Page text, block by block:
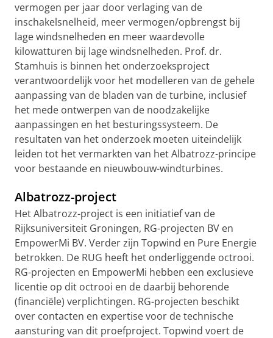
vermogen per jaar door verlaging van de
inschakelsnelheid, meer vermogen/opbrengst bij
lage windsnelheden en meer waardevolle
kilowatturen bij lage windsnelheden. Prof. dr.
Stamhuis is binnen het onderzoeksproject
verantwoordelijk voor het modelleren van de gehele
aanpassing van de bladen van de turbine, inclusief
het mede ontwerpen van de noodzakelijke
aanpassingen en het besturingssysteem. De
resultaten van het onderzoek moeten uiteindelijk
leiden tot het vermarkten van het Albatrozz-principe
voor bestaande en nieuwbouw-windturbines.
Albatrozz-project
Het Albatrozz-project is een initiatief van de
Rijksuniversiteit Groningen, RG-projecten BV en
EmpowerMi BV. Verder zijn Topwind en Pure Energie
betrokken. De RUG heeft het onderliggende octrooi.
RG-projecten en EmpowerMi hebben een exclusieve
licentie op dit octrooi en de daarbij behorende
(financiële) verplichtingen. RG-projecten beschikt
over contacten en expertise voor de technische
aansturing van dit proefproject. Topwind voert de